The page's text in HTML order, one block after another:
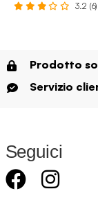
3.2 (6)
Prodotto
Servizio
Seguici